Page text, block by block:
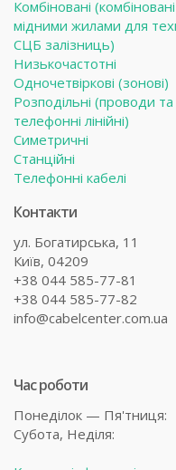
Комбіновані
мідними жилами для
СЦБ залізниць)
Низькочастотні
Одночетвіркові (зонові)
Розподільні (проводи
телефонні лінійні)
Симетричні
Станційні
Телефонні кабелі
Контакти
ул. Богатирська, 11
Київ, 04209
+38 044 585-77-81
+38 044 585-77-82
info@cabelcenter.com.ua
Час роботи
Понеділок — Пя'тниця:
Субота, Неділя: